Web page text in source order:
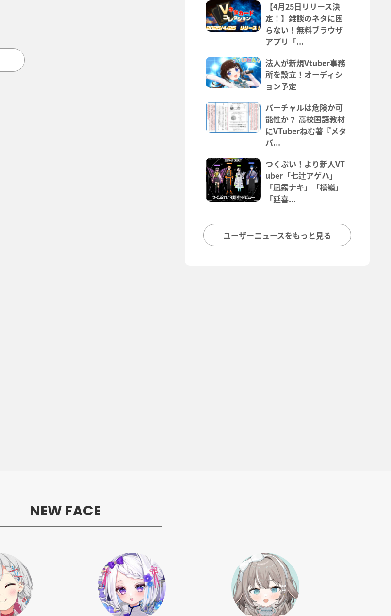
【4月25日リリース決
定！】雑談のネタに困
らない！無料ブラウザ
アプリ「...
法人が新規Vtuber事務
所を設立！オーディシ
ョン予定
バーチャルは危険か可
能性か？ 高校国語教材
にVTuberねむ著『メタ
バ...
つくぶい！より新人VT
uber「七辻アゲハ」
「凪霧ナキ」「槙嶺」
「延喜...
ユーザーニュースをもっと見る
NEW FACE